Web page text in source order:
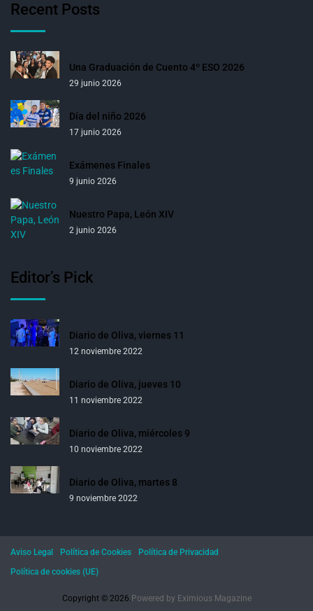
Recent Posts
Una Graduación de Cuento 4º ESO 2026
29 junio 2026
Día del niño 2026
17 junio 2026
Exámenes Finales
9 junio 2026
Nuestro Papa, León XIV
2 junio 2026
Editor’s Pick
Diario de Oliva, viernes 11
12 noviembre 2022
Diario de Oliva, jueves 10
11 noviembre 2022
Diario de Oliva, miércoles 9
10 noviembre 2022
Diario de Oliva, martes 8
9 noviembre 2022
Copyright © 2026. Powered by Eximious Magazine
Aviso Legal Política de Cookies
Política de Privacidad
Política de cookies (UE)